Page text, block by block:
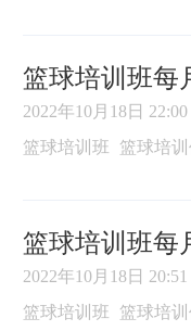
篮球培训班每
2022年10月18日 22:00
篮球培训班 篮球培
篮球培训班每
2022年10月18日 20:51
篮球培训班 篮球培